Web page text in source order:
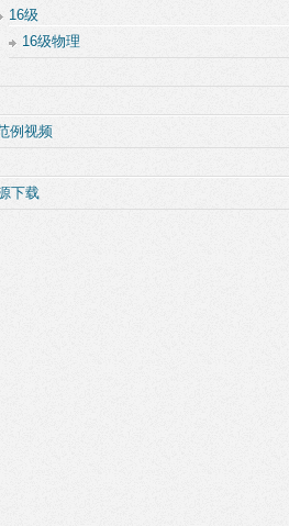
16级
16级物理
例视频
下载